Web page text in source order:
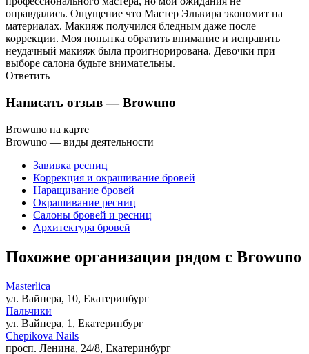
оправдались. Ощущение что Мастер Эльвира экономит на
материалах. Макияж получился бледным даже после
коррекции. Моя попытка обратить внимание и исправить
неудачный макияж была проигнорирована. Девочки при
выборе салона будьте внимательны.
Ответить
Написать отзыв— Browuno
Browuno на карте
Browuno — виды деятельности
Завивка ресниц
Коррекция и окрашивание бровей
Наращивание бровей
Окрашивание ресниц
Салоны бровей и ресниц
Архитектура бровей
Похожие организации рядом с Browuno
Masterlica
ул. Вайнера, 10, Екатеринбург
Пальчики
ул. Вайнера, 1, Екатеринбург
Chepikova Nails
просп. Ленина, 24/8, Екатеринбург